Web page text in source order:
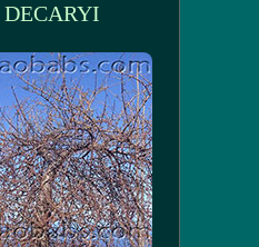
DECARYI